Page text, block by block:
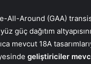
All-Around (GAA)
güç dağıtım
mevcut 18A
geliştiriciler